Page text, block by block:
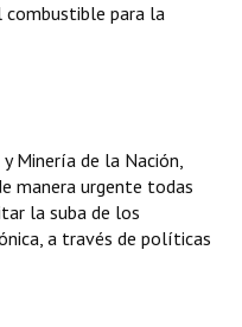
combustible para la
Minería de la Nación,
manera urgente todas
la suba de los
a través de políticas